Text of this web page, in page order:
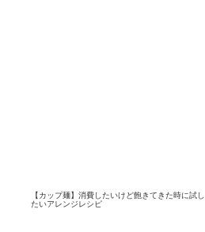
【カップ麺】消費したいけど飽きてきた時に試し
たいアレンジレシピ